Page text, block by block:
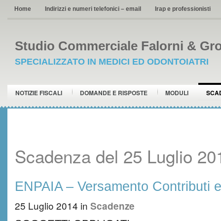
Home Indirizzi e numeri telefonici – email Irap e professionisti
Studio Commerciale Falorni &
SPECIALIZZATO IN MEDICI ED ODONTOIATRI
NOTIZIE FISCALI DOMANDE E RISPOSTE MODULI
Scadenza del 25 Luglio
ENPAIA – Versamento Contributi
25 Luglio 2014 in Scadenze